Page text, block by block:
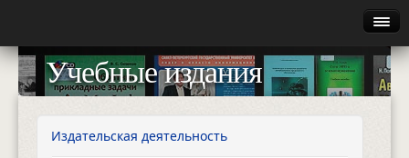
Главная
Руководство
Учебные издания
Издательская деятельность